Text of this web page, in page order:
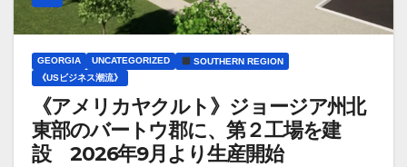
GEORGIA UNCATEGORIZED
SOUTHERN REGION
《USビジネス潮流》
《アメリカヤクルト》ジョージア州北
東部のバートウ郡に、第２工場を建
設 2026年9月より生産開始